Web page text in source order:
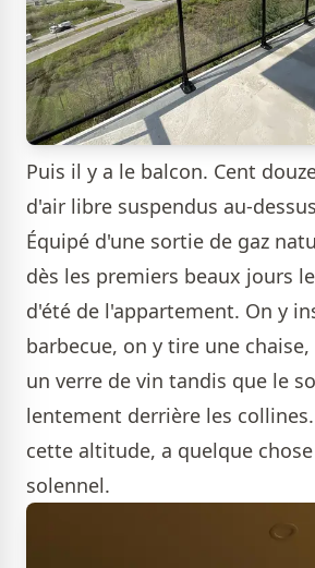
Puis il y a le balcon. Cent
d'air libre suspendus au-
Équipé d'une sortie de gaz
dès les premiers beaux jours
d'été de l'appartement. On y
barbecue, on y tire une
un verre de vin tandis que le
lentement derrière les
cette altitude, a quelque
solennel.